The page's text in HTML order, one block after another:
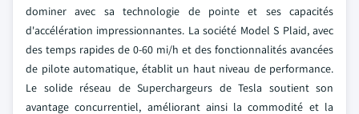
dominer avec sa technologie de pointe et ses capacités
d'accélération impressionnantes. La société Model S Plaid, avec
des temps rapides de 0-60 mi/h et des fonctionnalités avancées
de pilote automatique, établit un haut niveau de performance.
Le solide réseau de Superchargeurs de Tesla soutient son
avantage concurrentiel, améliorant ainsi la commodité et la